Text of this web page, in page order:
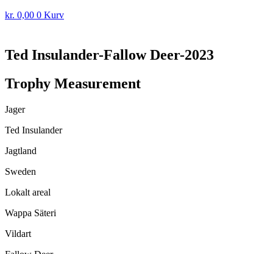
kr. 0,00 0 Kurv
Ted Insulander-Fallow Deer-2023
Trophy Measurement
Jager
Ted Insulander
Jagtland
Sweden
Lokalt areal
Wappa Säteri
Vildart